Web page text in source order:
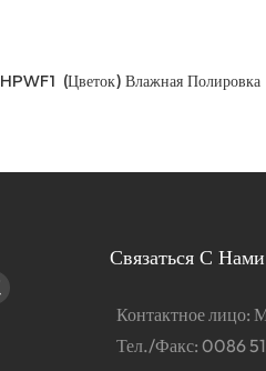
HPWF1 (цветок) Влажная Полировка
Связаться С Нами
Контактное лицо:
Тел./Факс: 0086